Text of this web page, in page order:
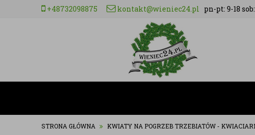
+48732098875 kontakt@wieniec24.pl pn-pt: 9-18
STRONA GŁÓWNA KWIATY NA POGRZEB TRZEBIATÓW -